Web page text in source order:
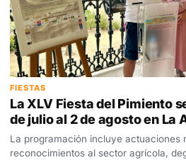
FIESTAS
La XLV Fiesta del Pimiento
de julio al 2 de agosto en La
La programación incluye actuaciones
reconocimientos al sector agrícola,